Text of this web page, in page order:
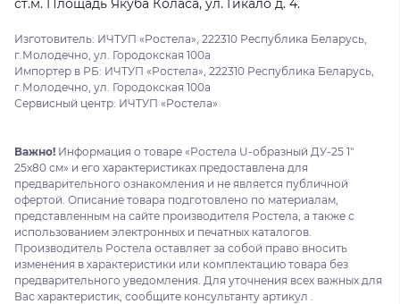
ст.м. Площадь Якуба Коласа, ул. Гикало д. 4.
Изготовитель: ИЧТУП «Ростела», 222310 Республика Беларусь,
г.Молодечно, ул. Городокская 100а
Импортер в РБ: ИЧТУП «Ростела», 222310 Республика Беларусь,
г.Молодечно, ул. Городокская 100а
Сервисный центр: ИЧТУП «Ростела»
Важно! Информация о товаре «Ростела U-образный ДУ-25 1"
25x80 см» и его характеристиках предоставлена для
предварительного ознакомления и не является публичной
офертой. Описание товара подготовлено по материалам,
представленным на сайте производителя Ростела, а также с
использованием электронных и печатных каталогов.
Производитель Ростела оставляет за собой право вносить
изменения в характеристики или комплектацию товара без
предварительного уведомления. Для уточнения всех важных для
Вас характеристик, сообщите консультанту артикул .